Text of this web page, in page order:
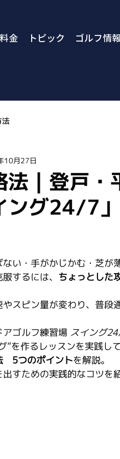
料金 トピック ゴルフ情報
法
｜登戸・
ング24/7
10月27日
い・手がかじかむ・芝が
するには、 ちょっとした
スピン量が変わり、普段
ゴルフ練習場 スイング
を作るレッスンを実践して
5つのポイントを解説。
すための実践的なコツを